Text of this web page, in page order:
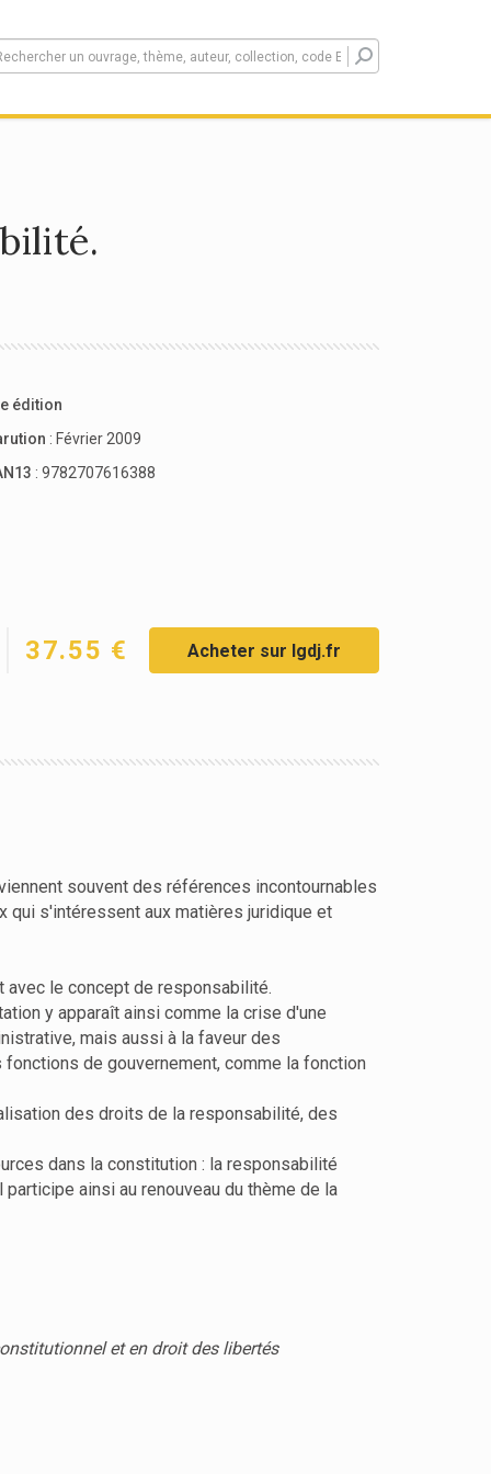
édition
: Février 2009
: 9782707616388
37.55 € Acheter sur lgdj.fr
souvent des références incontournables
qui s'intéressent aux matières juridique et
le concept de responsabilité.
y apparaît ainsi comme la crise d'une
mais aussi à la faveur des
de gouvernement, comme la fonction
des droits de la responsabilité, des
dans la constitution : la responsabilité
ainsi au renouveau du thème de la
et en droit des libertés